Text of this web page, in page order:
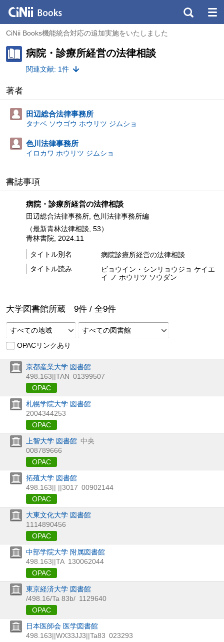
CiNii Books機能統合対応の追加実施をいたしました
病院・診療所経営の法律相談
関連文献: 1件
著者
田辺総合法律事務所
タナベ ソウゴウ ホウリツ ジムショ
色川法律事務所
イロカワ ホウリツ ジムショ
書誌事項
病院・診療所経営の法律相談
田辺総合法律事務所, 色川法律事務所編
（最新青林法律相談, 53）
青林書院, 2024.11
タイトル別名
病院診療所経営の法律相談
タイトル読み
ビョウイン・シンリョウジョ ケイエ
イ ノ ホウリツ ソウダン
大学図書館所蔵 9件 / 全9件
すべての地域
すべての図書館
OPACリンクあり
京都産業大学 図書館
498.163||TAN 01399507
OPAC
札幌学院大学 図書館
2004344253
OPAC
上智大学 図書館 中央
008789666
OPAC
拓殖大学 図書館
498.163|| ||3017 00902144
OPAC
大東文化大学 図書館
1114890456
OPAC
中部学院大学 附属図書館
498.163||TA 130062044
OPAC
東京経済大学 図書館
/498.16/Ta 83b/ 1129640
OPAC
日本医師会 医学図書館
498.163||WX33JJ3||Ta83 023293